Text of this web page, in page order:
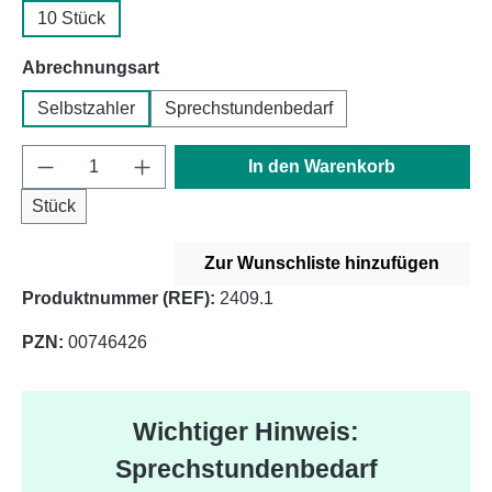
10 Stück
Abrechnungsartauswählen
Selbstzahler Sprechstundenbedarf
Produkt Anzahl: Gib den gewünschten
Stück
In den Warenkorb
Zur Wunschliste hinzufügen
Produktnummer (REF): 2409.1
PZN: 00746426
Wichtiger Hinweis:
Sprechstundenbedarf